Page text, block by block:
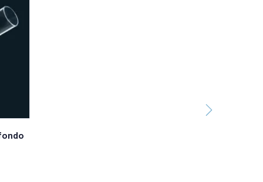
gama de accesorios que los hacen ideales
de tubos y contenedores.
a una velocidad fija y en modalidad a contacto.
a contacto o en continuo.
variable y dos modos de funcionamiento, a
un sistema de infrarrojos (IR) detecta la
stress!'
variable y dos modos de
digital, el usuario puede ajustar el tiempo
superar la velocidad de 800 rpm, ya que